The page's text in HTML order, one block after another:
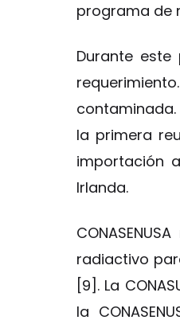
programa de
Durante
la primera
importación
Irlanda.
radiactivo
[9]. La
la